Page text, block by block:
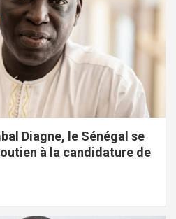
Diagne, le Sénégal se
à la candidature de